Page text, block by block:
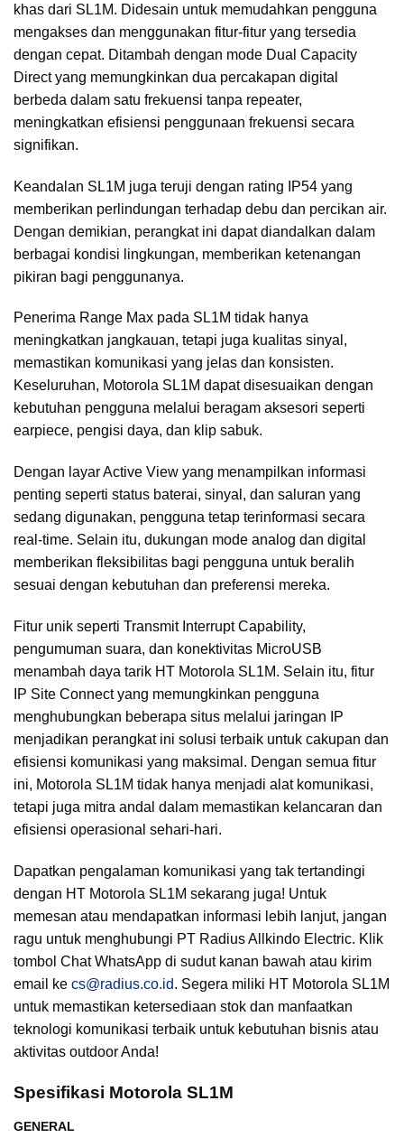
khas dari SL1M. Didesain untuk memudahkan pengguna
mengakses dan menggunakan fitur-fitur yang tersedia
dengan cepat. Ditambah dengan mode Dual Capacity
Direct yang memungkinkan dua percakapan digital
berbeda dalam satu frekuensi tanpa repeater,
meningkatkan efisiensi penggunaan frekuensi secara
signifikan.
Keandalan SL1M juga teruji dengan rating IP54 yang
memberikan perlindungan terhadap debu dan percikan air.
Dengan demikian, perangkat ini dapat diandalkan dalam
berbagai kondisi lingkungan, memberikan ketenangan
pikiran bagi penggunanya.
Penerima Range Max pada SL1M tidak hanya
meningkatkan jangkauan, tetapi juga kualitas sinyal,
memastikan komunikasi yang jelas dan konsisten.
Keseluruhan, Motorola SL1M dapat disesuaikan dengan
kebutuhan pengguna melalui beragam aksesori seperti
earpiece, pengisi daya, dan klip sabuk.
Dengan layar Active View yang menampilkan informasi
penting seperti status baterai, sinyal, dan saluran yang
sedang digunakan, pengguna tetap terinformasi secara
real-time. Selain itu, dukungan mode analog dan digital
memberikan fleksibilitas bagi pengguna untuk beralih
sesuai dengan kebutuhan dan preferensi mereka.
Fitur unik seperti Transmit Interrupt Capability,
pengumuman suara, dan konektivitas MicroUSB
menambah daya tarik HT Motorola SL1M. Selain itu, fitur
IP Site Connect yang memungkinkan pengguna
menghubungkan beberapa situs melalui jaringan IP
menjadikan perangkat ini solusi terbaik untuk cakupan dan
efisiensi komunikasi yang maksimal. Dengan semua fitur
ini, Motorola SL1M tidak hanya menjadi alat komunikasi,
tetapi juga mitra andal dalam memastikan kelancaran dan
efisiensi operasional sehari-hari.
Dapatkan pengalaman komunikasi yang tak tertandingi
dengan HT Motorola SL1M sekarang juga! Untuk
memesan atau mendapatkan informasi lebih lanjut, jangan
ragu untuk menghubungi PT Radius Allkindo Electric. Klik
tombol Chat WhatsApp di sudut kanan bawah atau kirim
email ke cs@radius.co.id. Segera miliki HT Motorola SL1M
untuk memastikan ketersediaan stok dan manfaatkan
teknologi komunikasi terbaik untuk kebutuhan bisnis atau
aktivitas outdoor Anda!
Spesifikasi Motorola SL1M
GENERAL